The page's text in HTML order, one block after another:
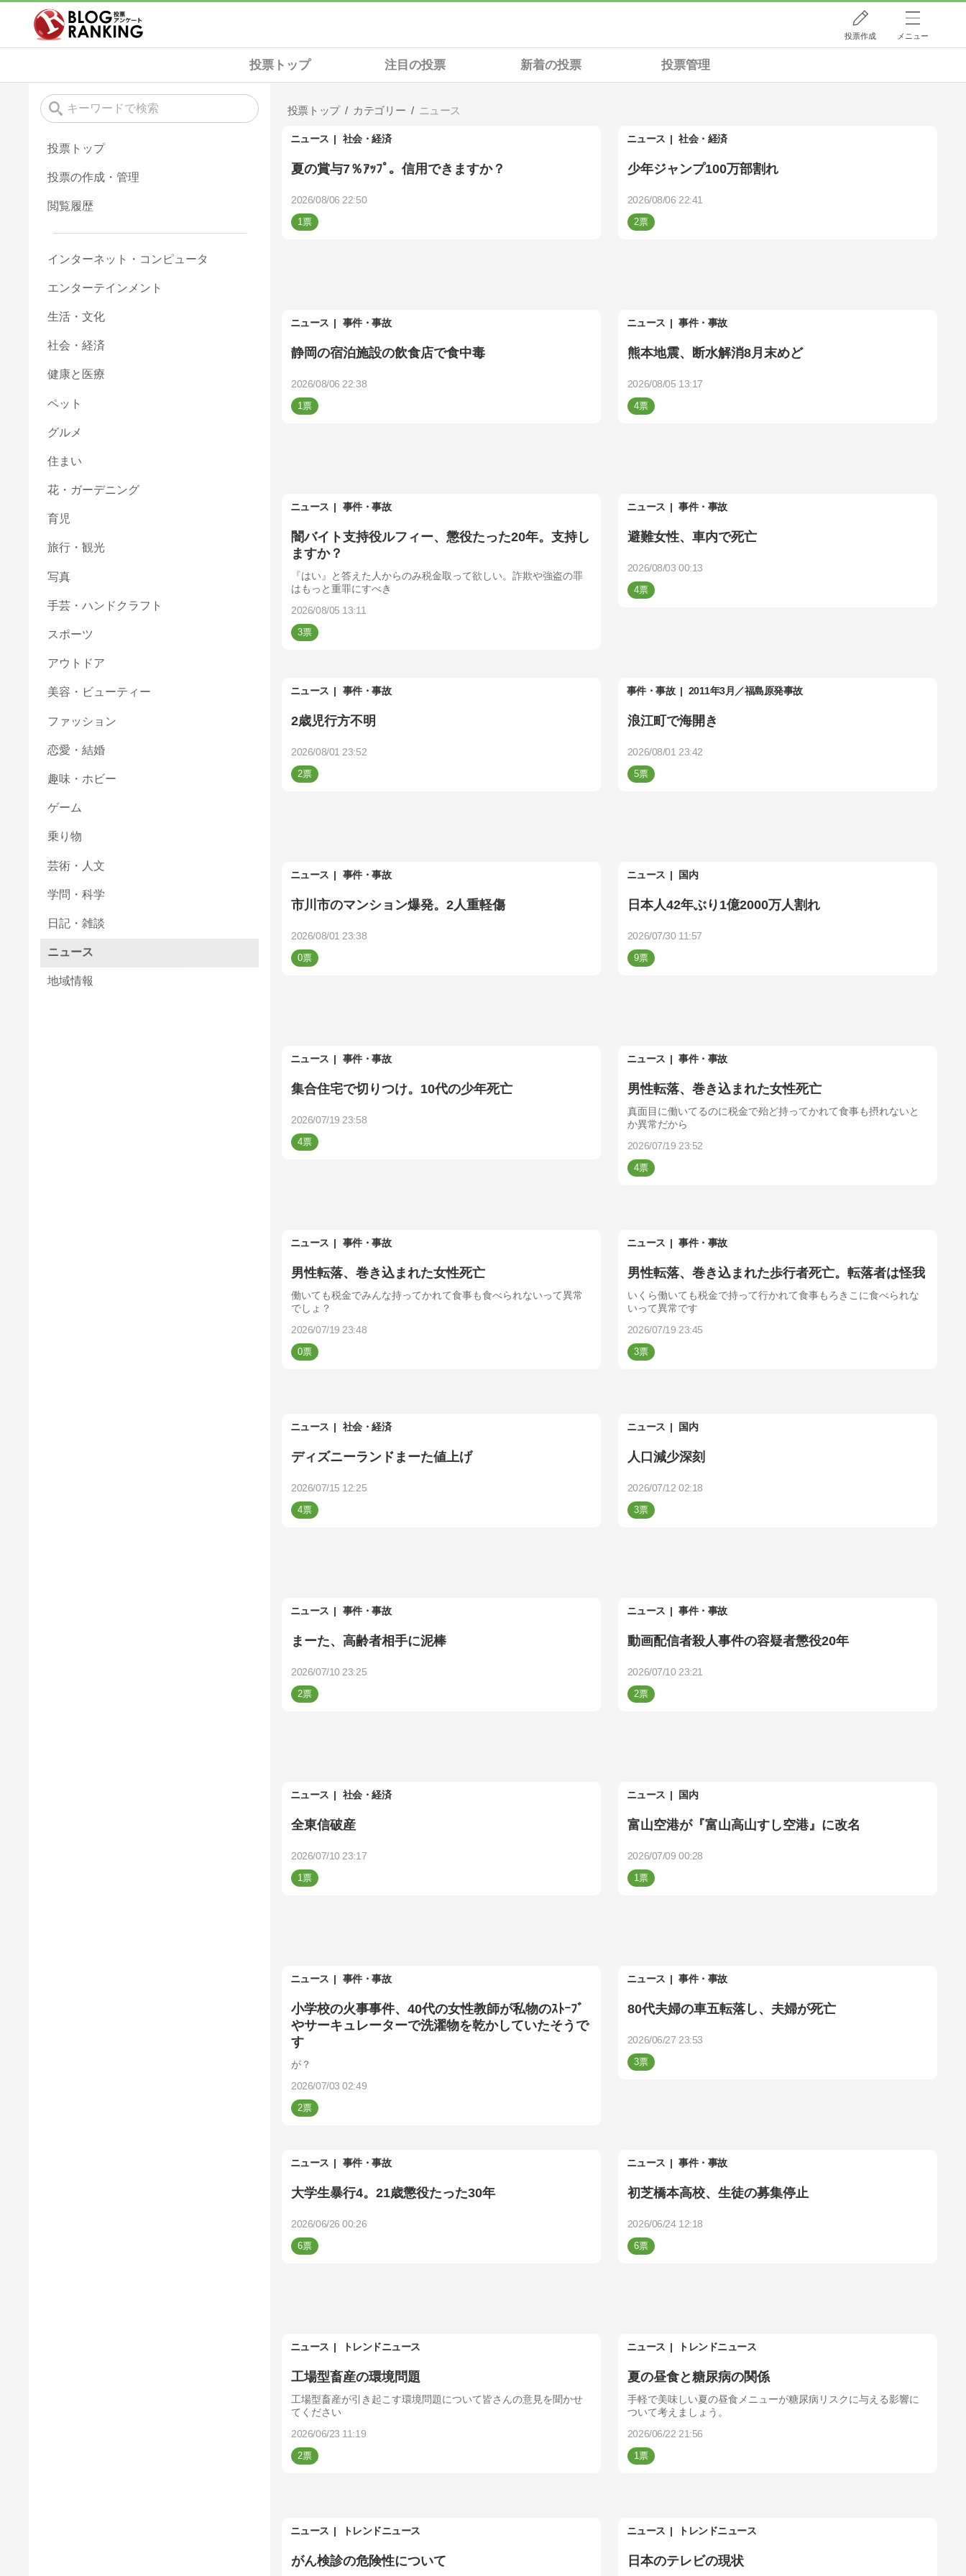
投票作成 メニュー
投票トップ 注目の投票 新着の投票 投票管理
投票トップ カテゴリー ニュース
ニュース 社会・経済
夏の賞与7％ｱｯﾌﾟ。信用できますか？
2026/08/06 22:50
1
ニュース 社会・経済
少年ジャンプ100万部割れ
2026/08/06 22:41
2
ニュース 事件・事故
静岡の宿泊施設の飲食店で食中毒
2026/08/06 22:38
1
ニュース 事件・事故
熊本地震、断水解消8月末めど
2026/08/05 13:17
4
ニュース 事件・事故
闇バイト支持役ルフィー、懲役たった20年。支持し
ますか？
『はい』と答えた人からのみ税金取って欲しい。詐欺や強盗の罪
はもっと重罪にすべき
2026/08/05 13:11
3
ニュース 事件・事故
避難女性、車内で死亡
2026/08/03 00:13
4
ニュース 事件・事故
2歳児行方不明
2026/08/01 23:52
2
事件・事故 2011年3月／福島原発事故
浪江町で海開き
2026/08/01 23:42
5
ニュース 事件・事故
市川市のマンション爆発。2人重軽傷
2026/08/01 23:38
0
ニュース 国内
日本人42年ぶり1億2000万人割れ
2026/07/30 11:57
9
ニュース 事件・事故
集合住宅で切りつけ。10代の少年死亡
2026/07/19 23:58
4
ニュース 事件・事故
男性転落、巻き込まれた女性死亡
真面目に働いてるのに税金で殆ど持ってかれて食事も摂れないと
か異常だから
2026/07/19 23:52
4
ニュース 事件・事故
男性転落、巻き込まれた女性死亡
働いても税金でみんな持ってかれて食事も食べられないって異常
でしょ？
2026/07/19 23:48
0
ニュース 事件・事故
男性転落、巻き込まれた歩行者死亡。転落者は怪我
いくら働いても税金で持って行かれて食事もろきこに食べられな
いって異常です
2026/07/19 23:45
3
ニュース 社会・経済
ディズニーランドまーた値上げ
2026/07/15 12:25
4
ニュース 国内
人口減少深刻
2026/07/12 02:18
3
ニュース 事件・事故
まーた、高齢者相手に泥棒
2026/07/10 23:25
2
ニュース 事件・事故
動画配信者殺人事件の容疑者懲役20年
2026/07/10 23:21
2
ニュース 社会・経済
全東信破産
2026/07/10 23:17
1
ニュース 国内
富山空港が『富山高山すし空港』に改名
2026/07/09 00:28
1
ニュース 事件・事故
小学校の火事事件、40代の女性教師が私物のｽﾄｰﾌﾞ
やサーキュレーターで洗濯物を乾かしていたそうで
す
が？
2026/07/03 02:49
2
ニュース 事件・事故
80代夫婦の車五転落し、夫婦が死亡
2026/06/27 23:53
3
ニュース 事件・事故
大学生暴行4。21歳懲役たった30年
2026/06/26 00:26
6
ニュース 事件・事故
初芝橋本高校、生徒の募集停止
2026/06/24 12:18
6
ニュース トレンドニュース
工場型畜産の環境問題
工場型畜産が引き起こす環境問題について皆さんの意見を聞かせ
てください
2026/06/23 11:19
2
ニュース トレンドニュース
夏の昼食と糖尿病の関係
手軽で美味しい夏の昼食メニューが糖尿病リスクに与える影響に
ついて考えましょう。
2026/06/22 21:56
1
ニュース トレンドニュース
がん検診の危険性について
ニュース トレンドニュース
日本のテレビの現状
投票トップ
投票の作成・管理
閲覧履歴
インターネット・コンピュータ
エンターテインメント
生活・文化
社会・経済
健康と医療
ペット
グルメ
住まい
花・ガーデニング
育児
旅行・観光
写真
手芸・ハンドクラフト
スポーツ
アウトドア
美容・ビューティー
ファッション
恋愛・結婚
趣味・ホビー
ゲーム
乗り物
芸術・人文
学問・科学
日記・雑談
ニュース
地域情報